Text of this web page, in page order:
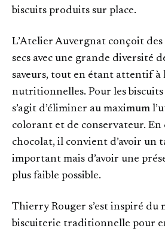
biscuits produits sur place.
L’Atelier Auvergnat conçoit
secs avec une grande diversité
saveurs, tout en étant attentif à
nutritionnelles. Pour les
s’agit d’éliminer au maximum
colorant et de conservateur. En
chocolat, il convient d’avoir un
important mais d’avoir une
plus faible possible.
Thierry Rouger s’est inspiré du
biscuiterie traditionnelle pour